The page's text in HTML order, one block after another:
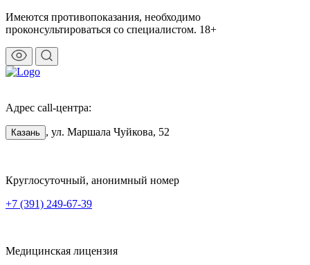
Имеются противопоказания, необходимо
проконсультироваться со специалистом. 18+
Адрес call-центра:
Казань , ул. Маршала Чуйкова, 52
Круглосуточный, анонимный номер
+7 (391) 249-67-39
Медицинская лицензия